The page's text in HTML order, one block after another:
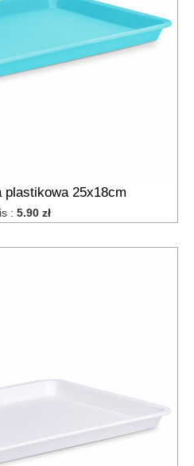
plastikowa 25x18cm
: 5.90 zł